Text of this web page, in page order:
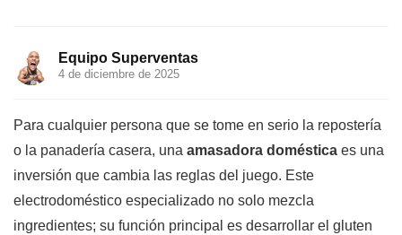
Equipo Superventas
4 de diciembre de 2025
Para cualquier persona que se tome en serio la repostería
o la panadería casera, una amasadora doméstica es una
inversión que cambia las reglas del juego. Este
electrodoméstico especializado no solo mezcla
ingredientes; su función principal es desarrollar el gluten